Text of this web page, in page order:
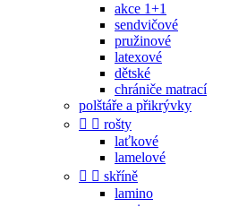
akce 1+1
sendvičové
pružinové
latexové
dětské
chrániče matrací
polštáře a přikrývky
  rošty
laťkové
lamelové
  skříně
lamino